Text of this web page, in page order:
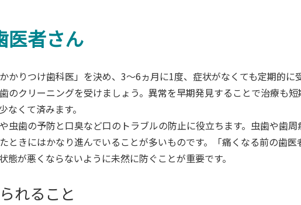
医者さん
かりつけ歯科医」を決め、3～6ヵ月に1度、症状がなくても定期的に
のクリーニングを受けましょう。異常を早期発見することで治療も短
なくて済みます。
虫歯の予防と口臭など口のトラブルの防止に役立ちます。虫歯や歯周
ときにはかなり進んでいることが多いものです。「痛くなる前の歯医
態が悪くならないように未然に防ぐことが重要です。
れること